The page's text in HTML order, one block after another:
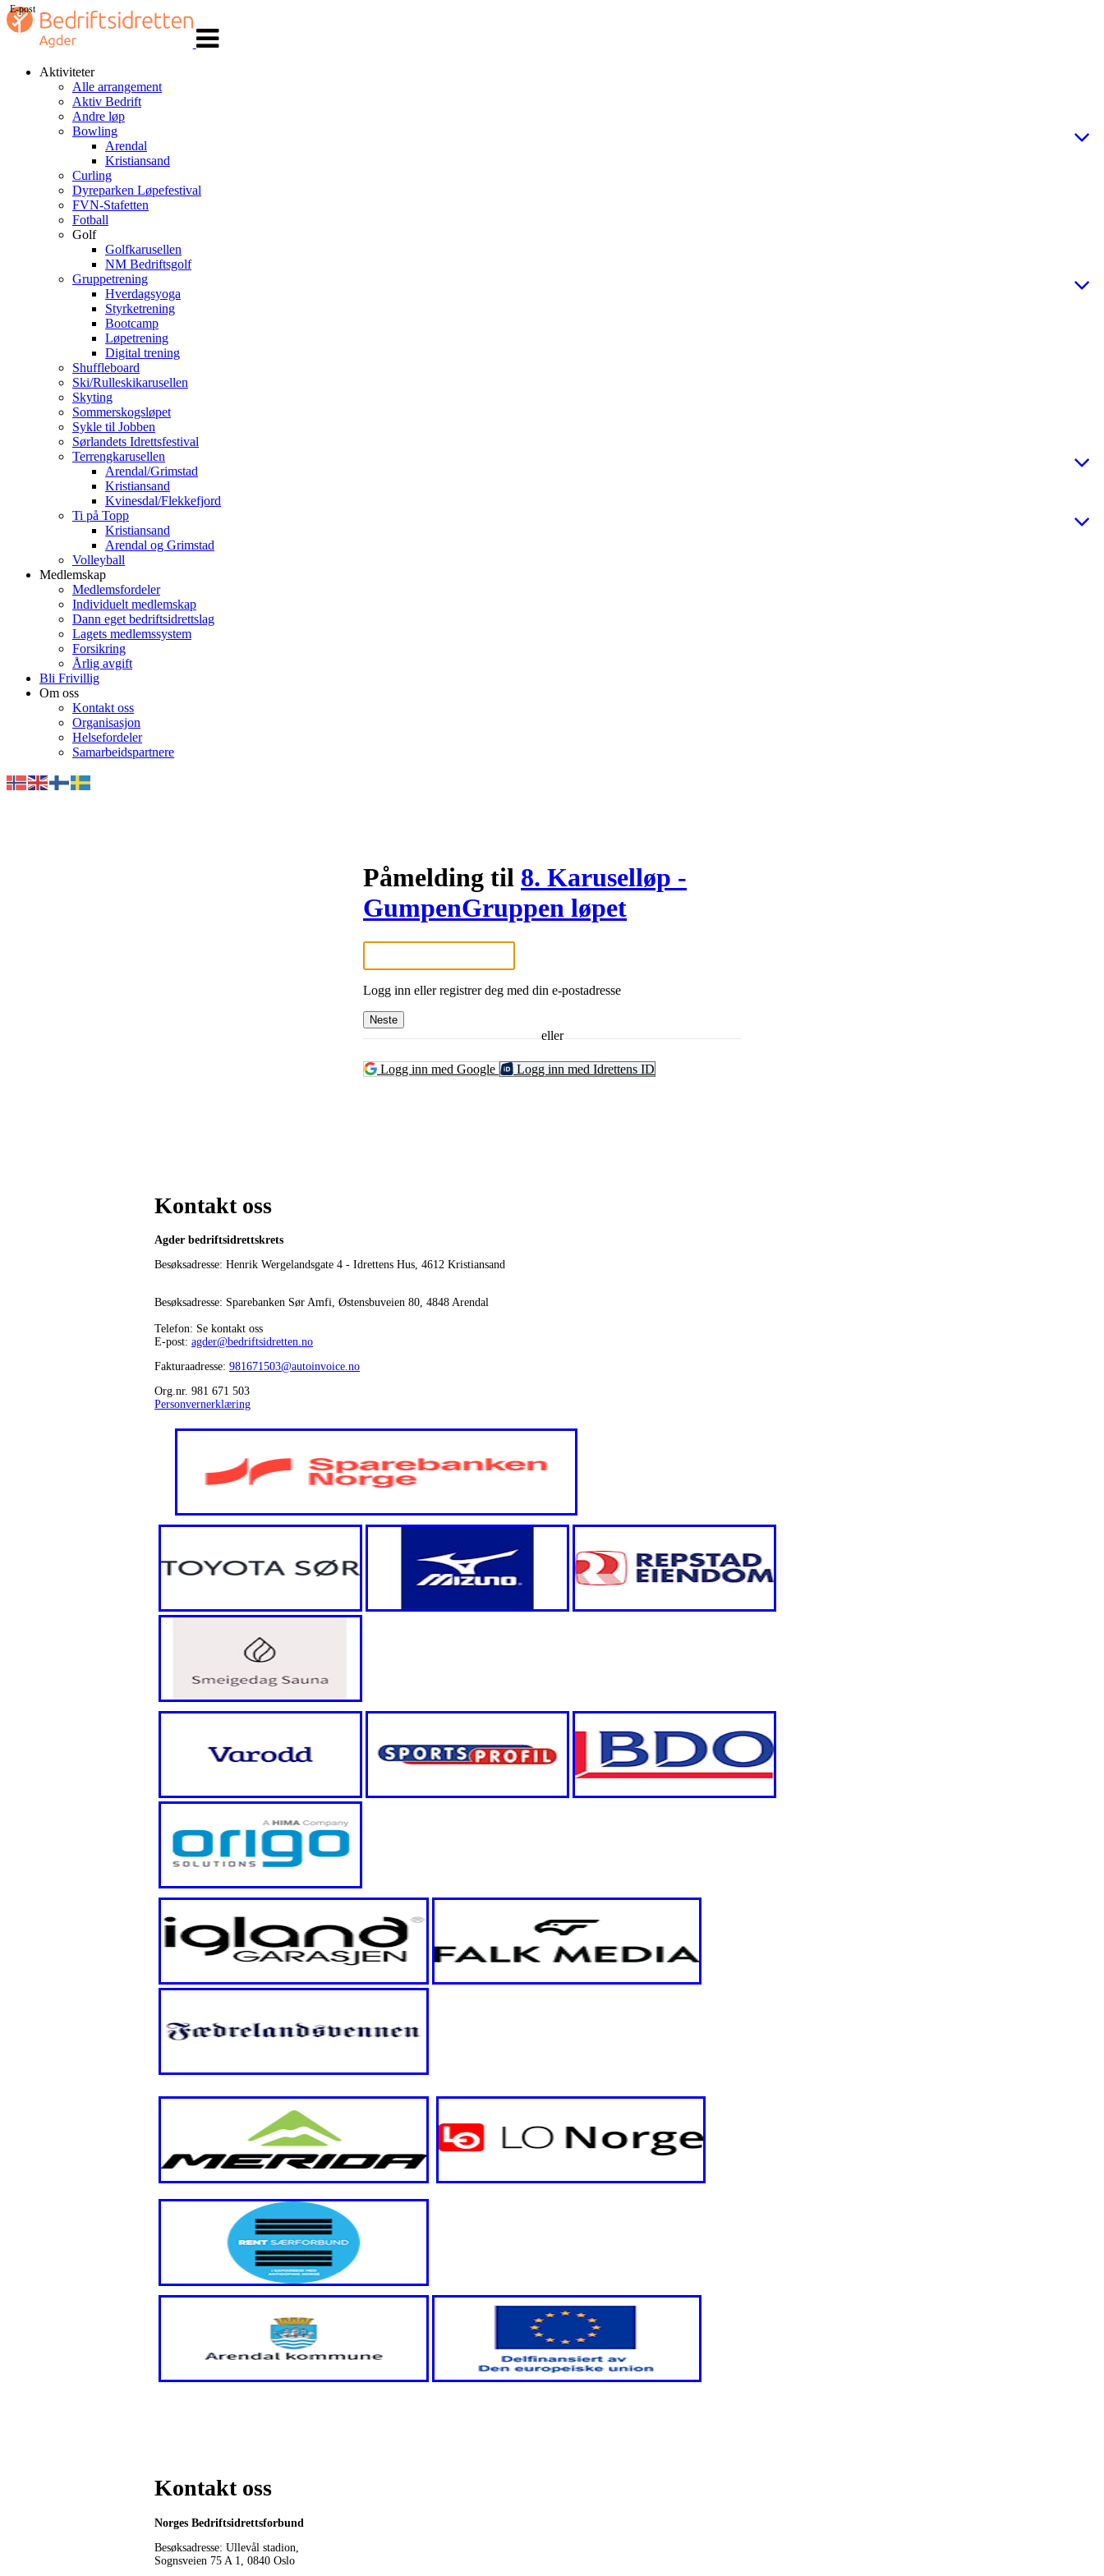
navigasjon
Aktiviteter
Alle arrangement
Aktiv Bedrift
Andre løp
Bowling
Arendal
Kristiansand
Curling
Dyreparken Løpefestival
FVN-Stafetten
Fotball
Golf
Golfkarusellen
NM Bedriftsgolf
Gruppetrening
Hverdagsyoga
Styrketrening
Bootcamp
Løpetrening
Digital trening
Shuffleboard
Ski/Rulleskikarusellen
Skyting
Sommerskogsløpet
Sykle til Jobben
Sørlandets Idrettsfestival
Terrengkarusellen
Arendal/Grimstad
Kristiansand
Kvinesdal/Flekkefjord
Ti på Topp
Kristiansand
Arendal og Grimstad
Volleyball
Medlemskap
Medlemsfordeler
Individuelt medlemskap
Dann eget bedriftsidrettslag
Lagets medlemssystem
Forsikring
Årlig avgift
Bli Frivillig
Om oss
Kontakt oss
Organisasjon
Helsefordeler
Samarbeidspartnere
Påmelding til 8. Karuselløp -
GumpenGruppen løpet
E-post
Logg inn eller registrer deg med din e-postadresse
Neste
eller
Logg inn med Google Logg inn med Idrettens ID
Kontakt oss
Agder bedriftsidrettskrets
Besøksadresse: Henrik Wergelandsgate 4 - Idrettens Hus, 4612 Kristiansand
Besøksadresse: Sparebanken Sør Amfi, Østensbuveien 80, 4848 Arendal
Telefon: Se kontakt oss
E-post: agder@bedriftsidretten.no
Fakturaadresse: 981671503@autoinvoice.no
Org.nr. 981 671 503
Personvernerklæring
Kontakt oss
Norges Bedriftsidrettsforbund
Besøksadresse: Ullevål stadion,
Sognsveien 75 A 1, 0840 Oslo